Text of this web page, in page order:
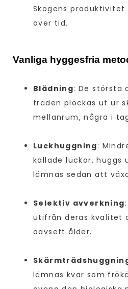
Skogens produktivitet
över tid.
Vanliga hyggesfria
Blädning: De största
träden plockas ut ur
mellanrum, några i
Luckhuggning:
kallade luckor, huggs
lämnas sedan att
Selektiv avverkning
utifrån deras kvalitet
oavsett ålder.
lämnas kvar som